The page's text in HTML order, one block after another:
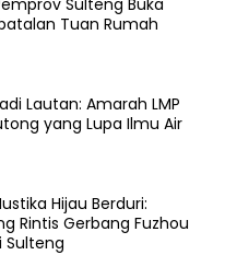
Tuan Rumah
Lautan: Amarah LMP
yang Lupa Ilmu Air
Hijau Berduri:
Rintis Gerbang Fuzhou
Sulteng